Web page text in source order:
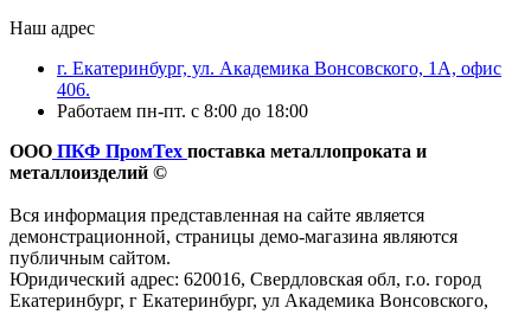
Наш адрес
г. Екатеринбург, ул. Академика Вонсовского, 1А, офис
406.
Работаем пн-пт. с 8:00 до 18:00
ООО ПКФ ПромТех поставка металлопроката и
металлоизделий ©
Вся информация представленная на сайте является
демонстрационной, страницы демо-магазина являются
публичным сайтом.
Юридический адрес: 620016, Свердловская обл, г.о. город
Екатеринбург, г Екатеринбург, ул Академика Вонсовского,